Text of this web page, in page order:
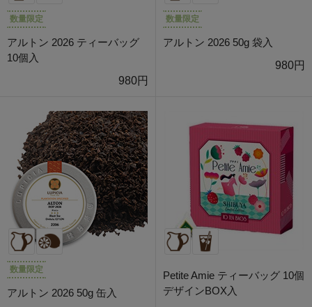
数量限定
アルトン 2026 ティーバッグ
10個入
980円
数量限定
アルトン 2026 50g 袋入
980円
数量限定
アルトン 2026 50g 缶入
Petite Amie ティーバッグ 10個
デザインBOX入